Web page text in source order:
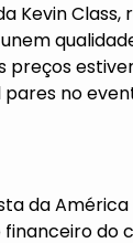
Kevin Class,
preços
no
da América
do